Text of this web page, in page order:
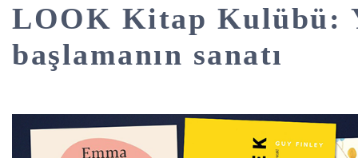
LOOK Kitap Kulübü:
başlamanın sanatı